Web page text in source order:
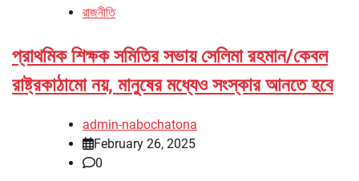
রাজনীতি
প্রাথমিক শিক্ষক সমিতির সভায় সেলিমা রহমান/কেবল
রাষ্ট্রকাঠামো নয়, মানুষের মধ্যেও সংস্কার আনতে হবে
admin-nabochatona
February 26, 2025
0